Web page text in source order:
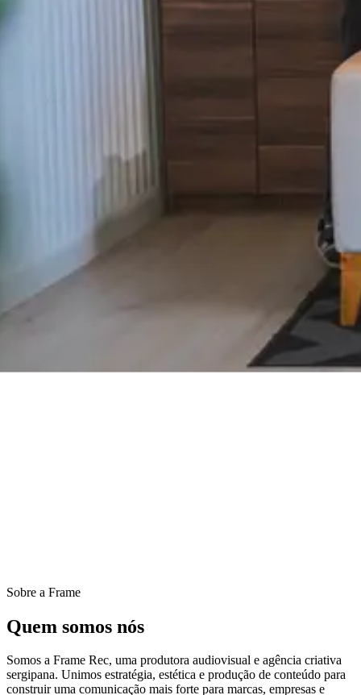
Sobre a Frame
Quem somos nós
Somos a Frame Rec, uma produtora audiovisual e agência criativa
sergipana. Unimos estratégia, estética e produção de conteúdo para
construir uma comunicação mais forte para marcas, empresas e